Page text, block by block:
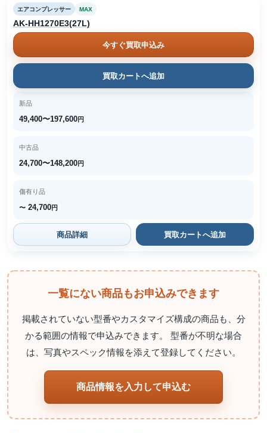
エアコンプレッサー MAX
AK-HH1270E3(27L)
今すぐ買取申込み
買取カートへ追加
新品
49,400〜197,600円
中古品
24,700〜148,200円
傷有り品
〜 24,700円
商品詳細 買取カートへ追加
一覧にない商品もお申込みできます
掲載されていない型番やカスタマイズ構成の商品も、分
かる範囲の情報で申込みできます。 型番が不明な場合
は、写真やスペック情報を添えて登録してください。
商品情報を入力して申込む